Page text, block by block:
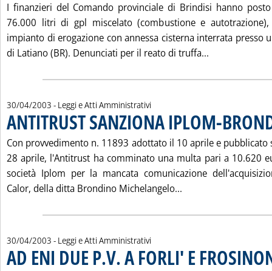
I finanzieri del Comando provinciale di Brindisi hanno
76.000 litri di gpl miscelato (combustione e
impianto di erogazione con annessa cisterna interrata presso
di Latiano (BR). Denunciati per il reato di truffa...
30/04/2003 - Leggi e Atti Amministrativi
ANTITRUST SANZIONA IPLOM-
Con provvedimento n. 11893 adottato il 10 aprile e
28 aprile, l'Antitrust ha comminato una multa pari a 10.620
società Iplom per la mancata comunicazione
Calor, della ditta Brondino Michelangelo...
30/04/2003 - Leggi e Atti Amministrativi
AD ENI DUE P.V. A FORLI' E